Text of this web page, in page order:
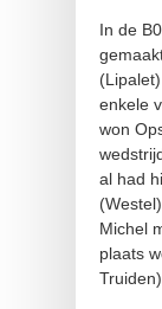
In de
enkele
won
al had
Michel
plaats